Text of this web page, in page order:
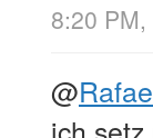
8:20
@
ich